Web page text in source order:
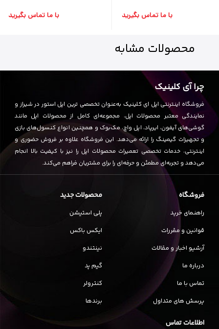
با ما تماس بگیرید با ما تماس بگیرید
محصولات مشابه
چرا آی کلینیک
فروشگاه اینترنتی اپل ای کلینیک به‌عنوان تخصصی ترین اپل استور در شیراز و
نمایندگی معتبر محصولات اپل، مجموعه‌ای کامل از محصولات اپل مانند
گوشی‌های آیفون، ایرپاد، اپل واچ، مک‌بوک و همچنین انواع کنسول‌های بازی
و تجهیزات گیمینگ را ارائه می‌دهد. این فروشگاه علاوه بر فروش حضوری و
اینترنتی، خدمات تخصصی تعمیرات محصولات اپل را نیز با کیفیت بالا انجام
می‌دهد و تجربه‌ای مطمئن و حرفه‌ای را برای مشتریان فراهم می‌کند.
فروشگاه
راهنمای خرید
قوانین و مقررات
آرشیو اخبار و مقالات
درباره ما
تماس با ما
پرسش های متداول
محصولات جدید
پلی استیشن
ایکس باکس
نینتندو
گیم پد
کنترولر
برندها
اطلاعات تماس